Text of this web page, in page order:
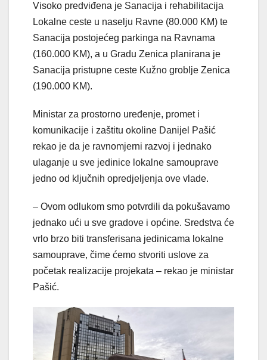
Visoko predviđena je Sanacija i rehabilitacija
Lokalne ceste u naselju Ravne (80.000 KM) te
Sanacija postojećeg parkinga na Ravnama
(160.000 KM), a u Gradu Zenica planirana je
Sanacija pristupne ceste Kužno groblje Zenica
(190.000 KM).
Ministar za prostorno uređenje, promet i
komunikacije i zaštitu okoline Danijel Pašić
rekao je da je ravnomjerni razvoj i jednako
ulaganje u sve jedinice lokalne samouprave
jedno od ključnih opredjeljenja ove vlade.
– Ovom odlukom smo potvrdili da pokušavamo
jednako ući u sve gradove i općine. Sredstva će
vrlo brzo biti transferisana jedinicama lokalne
samouprave, čime ćemo stvoriti uslove za
početak realizacije projekata – rekao je ministar
Pašić.